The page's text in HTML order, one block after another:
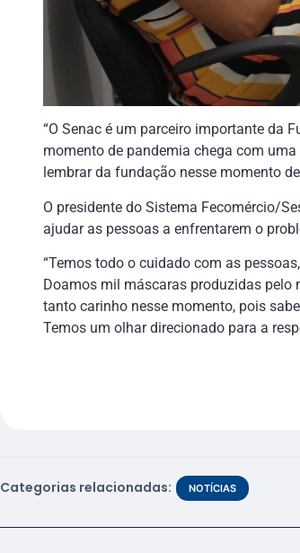
“O Senac é um parceiro importante da
momento de pandemia chega com
lembrar da fundação nesse momento
O presidente do Sistema Fecomércio/
ajudar as pessoas a enfrentarem o
“Temos todo o cuidado com as
Doamos mil máscaras produzidas pelo
tanto carinho nesse momento, pois
Temos um olhar direcionado para a
Categorias relacionadas: NOTÍCIAS